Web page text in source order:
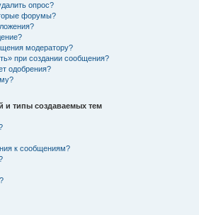
опрос?
форумы?
модератору?
при создании сообщения?
одобрения?
и типы создаваемых тем
к сообщениям?